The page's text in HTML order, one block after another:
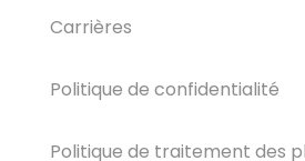
Carrières
Politique de confidentialité
Politique de traitement des